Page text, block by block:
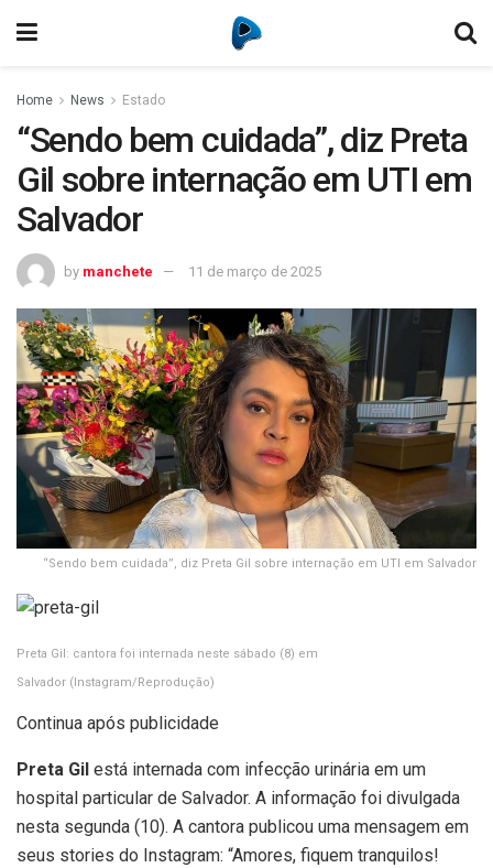
Home News Estado
“Sendo bem cuidada”, diz Preta
Gil sobre internação em UTI em
Salvador
by manchete 11 de março de 2025
“Sendo bem cuidada”, diz Preta Gil sobre internação em UTI em Salvador
Preta Gil: cantora foi internada neste sábado (8) em
Salvador (Instagram/Reprodução)
Continua após publicidade
Preta Gil está internada com infecção urinária em um
hospital particular de Salvador. A informação foi divulgada
nesta segunda (10). A cantora publicou uma mensagem em
seus stories do Instagram: “Amores, fiquem tranquilos!